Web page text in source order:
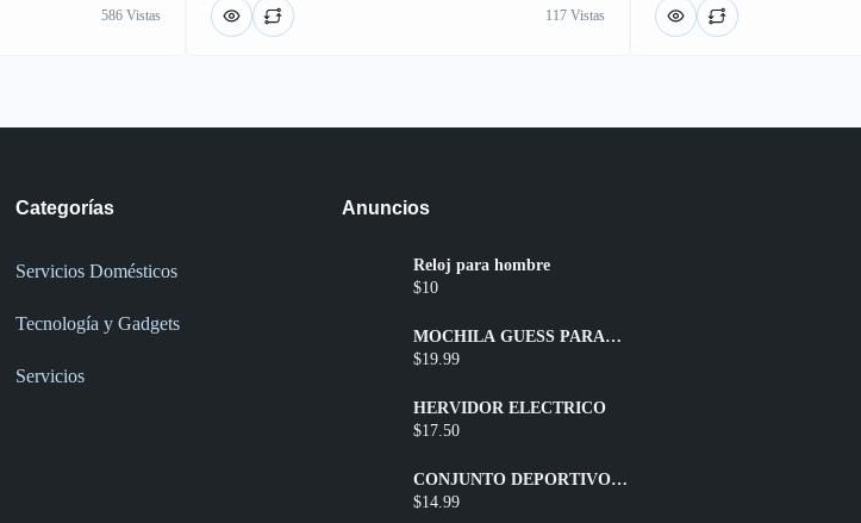
586 Vistas 117 Vistas
Categorías
Servicios Domésticos
Tecnología y Gadgets
Servicios
Anuncios
Reloj para hombre
$10
MOCHILA GUESS PARA
DAMA
$19.99
HERVIDOR ELÉCTRICO
$17.50
CONJUNTO DEPORTIVO
SHORT + TOP
$14.99